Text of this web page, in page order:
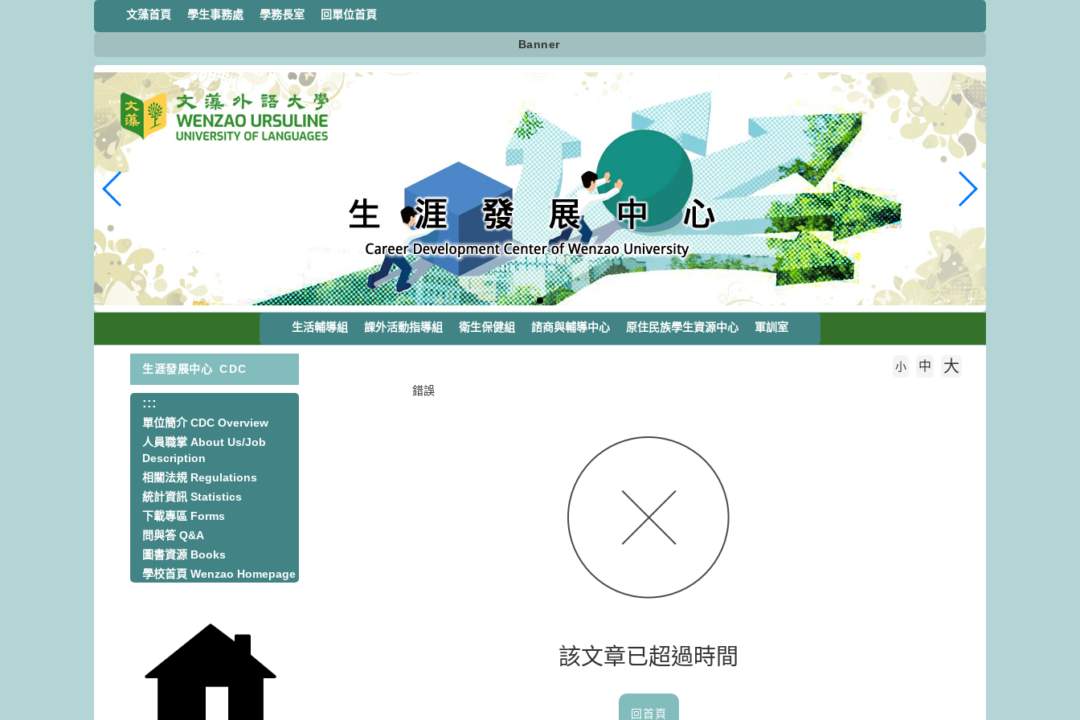
文藻首頁 學生事務處 學務長室 回單位首頁
Banner
生活輔導組 課外活動指導組 衛生保健組 諮商與輔導中心 原住民族學生資源中心 軍訓室
生涯發展中心 CDC
:::
單位簡介 CDC Overview
人員職掌 About Us/Job
Description
相關法規 Regulations
統計資訊 Statistics
下載專區 Forms
問與答 Q&A
圖書資源 Books
學校首頁 Wenzao Homepage
錯誤
小 中 大
該文章已超過時間
回首頁